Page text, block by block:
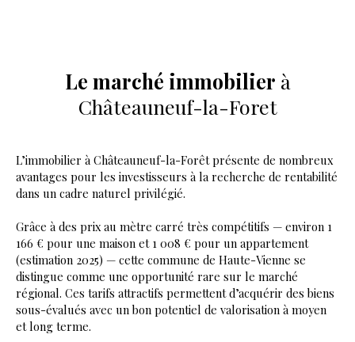
Le marché immobilier à
Châteauneuf-la-Foret
L’immobilier à Châteauneuf-la-Forêt présente de nombreux
avantages pour les investisseurs à la recherche de rentabilité
dans un cadre naturel privilégié.
Grâce à des prix au mètre carré très compétitifs — environ 1
166 € pour une maison et 1 008 € pour un appartement
(estimation 2025) — cette commune de Haute-Vienne se
distingue comme une opportunité rare sur le marché
régional. Ces tarifs attractifs permettent d’acquérir des biens
sous-évalués avec un bon potentiel de valorisation à moyen
et long terme.